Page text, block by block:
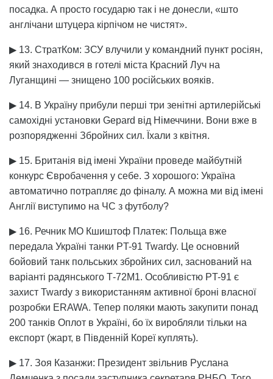
посадка. А просто государю так і не донесли, «што
англічани штуцера кірпічом не чистят».
▶ 13. СтратКом: ЗСУ влучили у командний пункт росіян,
який знаходився в готелі міста Красний Луч на
Луганщині — знищено 100 російських вояків.
▶ 14. В Україну прибули перші три зенітні артилерійські
самохідні установки Gepard від Німеччини. Вони вже в
розпорядженні Збройних сил. Їхали з квітня.
▶ 15. Британія від імені України проведе майбутній
конкурс Євробачення у себе. З хорошого: Україна
автоматично потрапляє до фіналу. А можна ми від імені
Англії виступимо на ЧС з футболу?
▶ 16. Речник МО Кшиштоф Платек: Польща вже
передала Україні танки PT-91 Twardy. Це основний
бойовий танк польських збройних сил, заснований на
варіанті радянського Т-72М1. Особливістю PT-91 є
захист Twardy з використанням активної броні власної
розробки ERAWA. Тепер поляки мають закупити понад
200 танків Оплот в Україні, бо їх виробляли тільки на
експорт (жарт, в Південній Кореї куплять).
▶ 17. Зоя Казанжи: Президент звільнив Руслана